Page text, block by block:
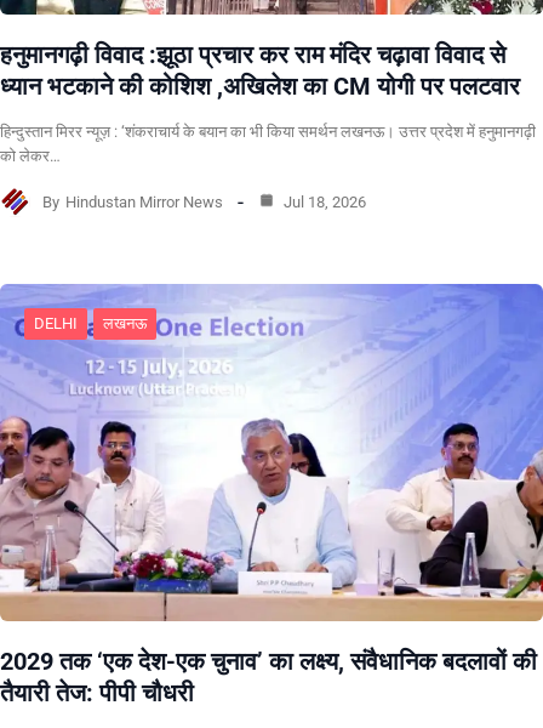
हनुमानगढ़ी विवाद :झूठा प्रचार कर राम मंदिर चढ़ावा विवाद से
ध्यान भटकाने की कोशिश ,अखिलेश का CM योगी पर पलटवार
हिन्दुस्तान मिरर न्यूज़ : ‘शंकराचार्य के बयान का भी किया समर्थन लखनऊ। उत्तर प्रदेश में हनुमानगढ़ी
को लेकर…
By Hindustan Mirror News Jul 18, 2026
DELHI लखनऊ
2029 तक ‘एक देश-एक चुनाव’ का लक्ष्य, संवैधानिक बदलावों की
तैयारी तेज: पीपी चौधरी